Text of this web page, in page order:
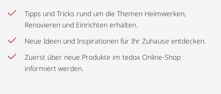
Tipps und Tricks rund um die Themen Heimwerken,
Renovieren und Einrichten erhalten.
Neue Ideen und Inspirationen für Ihr Zuhause entdecken.
Zuerst über neue Produkte im tedox Online-Shop
informiert werden.